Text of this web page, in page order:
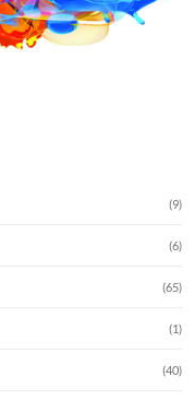
(9)
(6)
(65)
(1)
(40)
A400 SSD – 960GB
OSTOSKORIIN